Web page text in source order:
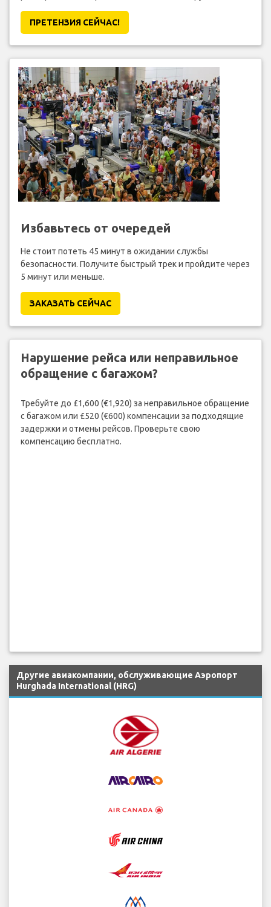
ПРЕТЕНЗИЯ CЕЙЧАС!
Избавьтесь от очередей
Не стоит потеть 45 минут в ожидании службы
безопасности. Получите быстрый трек и пройдите через
5 минут или меньше.
ЗАКАЗАТЬ СЕЙЧАС
Нарушение рейса или неправильное
обращение с багажом?
Требуйте до £1,600 (€1,920) за неправильное обращение
с багажом или £520 (€600) компенсации за подходящие
задержки и отмены рейсов. Проверьте свою
компенсацию бесплатно.
Другие авиакомпании, обслуживающие Аэропорт
Hurghada International (HRG)